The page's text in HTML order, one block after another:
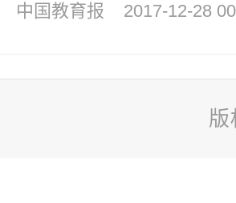
中国教育报 2017-12-28